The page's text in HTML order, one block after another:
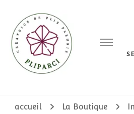
accueil La Boutique